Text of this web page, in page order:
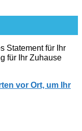
Statement für Ihr
für Ihr Zuhause
vor Ort, um Ihr